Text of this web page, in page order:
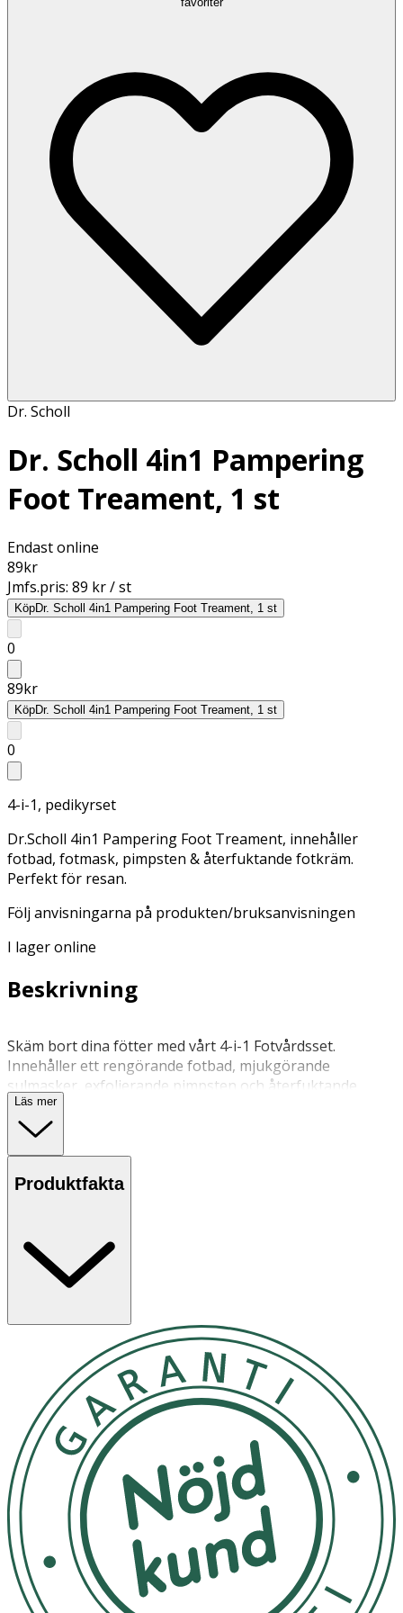
Dr. Scholl
Dr. Scholl 4in1 Pampering
Foot Treament, 1 st
Endast online
89kr
Jmfs.pris: 89 kr / st
KöpDr. Scholl 4in1 Pampering Foot Treament, 1 st
0
89kr
KöpDr. Scholl 4in1 Pampering Foot Treament, 1 st
0
4-i-1, pedikyrset
Dr.Scholl 4in1 Pampering Foot Treament, innehåller
fotbad, fotmask, pimpsten & återfuktande fotkräm.
Perfekt för resan.
Följ anvisningarna på produkten/bruksanvisningen
I lager online
Beskrivning
Skäm bort dina fötter med vårt 4-i-1 Fotvårdsset.
Innehåller ett rengörande fotbad, mjukgörande
sulmasker, exfolierande pimpsten och återfuktande
fotkräm. Detta pedikyrset arbetar tillsammans för att
mjuka upp torr hud, släta ut förhårdnader och lämna
till att reparera, återfukta och jämna ut hudens utseende.
Formula för långvariga resultat.
Skölj noggrant med vatten om kontakt uppstår. Avbryt
användning om irritation uppstår. Kontakta läkare om
irritationen kvarstår. Får inte användas på skadad eller
användning. Steg 1 Rengör med fotbad, berikat med
Epsomsalt, lavendel & eukalyptus för att mjuka upp. Steg
2 Mjukgör med sulmasker som kombinerar fördelarna
med alfa-hydroxisyror och fruktsyror för att bryta ner
hård, förhårdnad hud. Steg 3 Exfoliera med pimpsten för
att ta bort död hud från fötterna. Steg 4 Applicera
fotkräm för återfuktande och näringsrik avslutning. För
fullständiga instruktioner, vänligen se bipacksedeln.
Personer med diabetes bör rådfråga vårdgivare. Fotbad:
Varningar: Endast för utvärtes bruk. Undvik kontakt med
ögonen. Om detta sker, skölj väl med vatten. Om irritation
uppstår, sluta använda produkten. Förvaras oåtkomligt
för barn. Sulmask: Varningar: Undvik kontakt
Förvaras oåtkomligt för barn.
Läs mer
Produktfakta